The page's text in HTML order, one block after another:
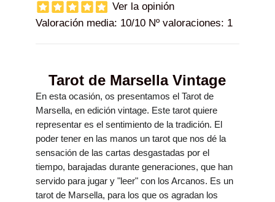
Ver la opinión
Valoración media: 10/10 Nº valoraciones: 1
Tarot de Marsella Vintage
En esta ocasión, os presentamos el Tarot de
Marsella, en edición vintage. Este tarot quiere
representar es el sentimiento de la tradición. El
poder tener en las manos un tarot que nos dé la
sensación de las cartas desgastadas por el
tiempo, barajadas durante generaciones, que han
servido para jugar y "leer" con los Arcanos. Es un
tarot de Marsella, para los que os agradan los